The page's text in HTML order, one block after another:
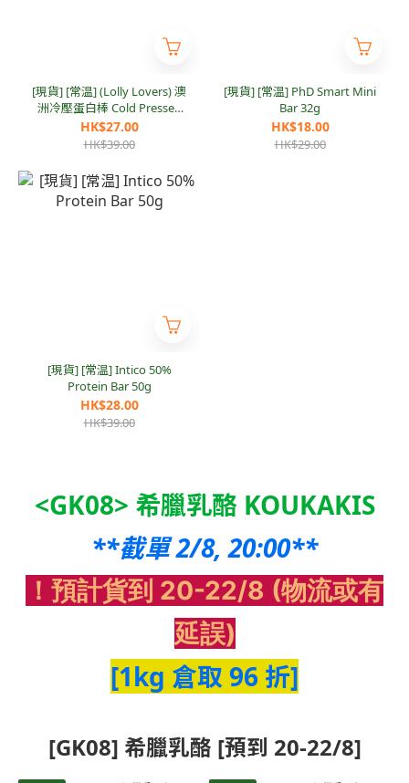
[現貨] [常温] (Lolly Lovers) 澳
洲冷壓蛋白棒 Cold Pressed
Fibre Boost
HK$27.00
HK$39.00
[現貨] [常温] PhD Smart Mini
Bar 32g
HK$18.00
HK$29.00
[現貨] [常温] Intico 50%
Protein Bar 50g
HK$28.00
HK$39.00
<GK08> 希臘乳酪 KOUKAKIS
**截單 2/8, 20:00**
！預計貨到 20-22/8 (物流或有
延誤)
[1kg 倉取 96 折]
[GK08] 希臘乳酪 [預到 20-22/8]